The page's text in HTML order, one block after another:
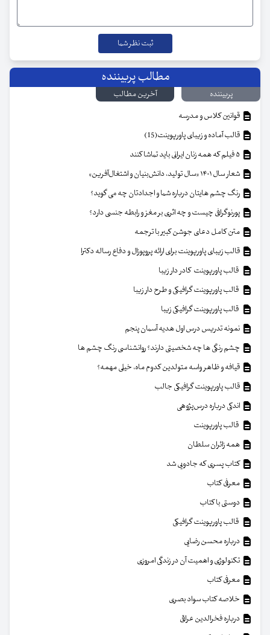
مطالب پربیننده
پربیننده
آخرین مطالب
قوانین کلاس و مدرسه
قالب آماده و زیبای پاورپوینت(15)
شعار سال ۱۴۰۱ «سال تولید، دانش‌بنیان و اشتغال‌آفرین»
رنگ چشم هایتان درباره شما و اجدادتان چه می گوید؟
پورنوگرافی چیست و چه اثری بر مغز و رابطه جنسی دارد؟
متن کامل دعای جوشن کبیر با ترجمه
قالب زیبای پاورپوینت برای ارائه پروپوزال و دفاع رساله دکترا
قالب پاورپوینت کادر دار زیبا
قالب پاورپوینت گرافیکی و طرح دار زیبا
قالب پاورپوینت گرافیکی زیبا
نمونه تدریس درس اول هدیه آسمان پنجم
چشم رنگی ها چه شخصیتی دارند؟ روانشناسی رنگ چشم ها
قیافه و ظاهر واسه متولدین کدوم ماه، خیلی مهمه؟
قالب پاورپوینت گرافیکی جالب
اندکی درباره درس‌پژوهی
قالب پاورپوینت
همه زائران سلطان
کتاب پسری که جادویی شد
معرفی کتاب
دوستی با کتاب
قالب پاورپوینت گرافیکی
درباره محسن رضایی
تکنولوژی و اهمیت آن در زندگی امروزی
معرفی کتاب
خلاصه کتاب سواد بصری
درباره فخرالدین عراقی